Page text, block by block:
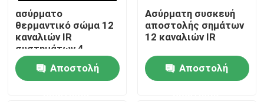
Γύρος εργοστασίων
Ποιοτικός έλεγχος
ασύρματο
θερμαντικό σώμα 12
καναλιών IR
συστημάτων 4
ομιλητών PA
Αποστολή
Ασύρματη συσκευή
αποστολής σημάτων
12 καναλιών IR
Αποστολή